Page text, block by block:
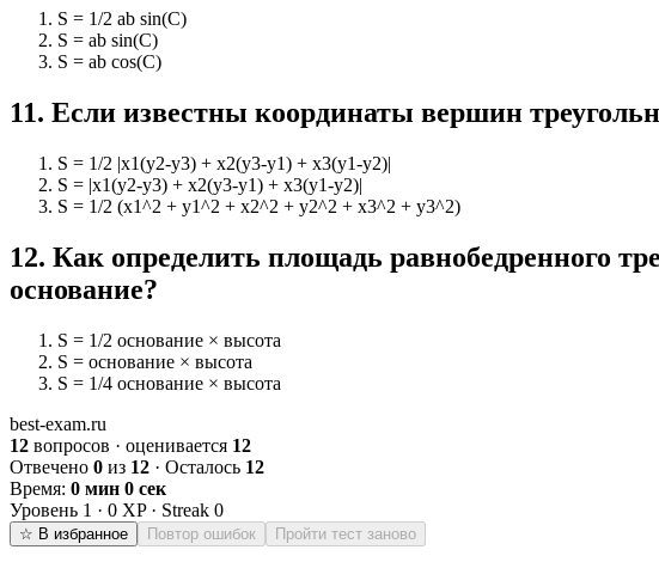
S = 1/2 ab sin(C)
S = ab sin(C)
S = ab cos(C)
11. Если известны координаты вершин
S = 1/2 |x1(y2-y3) + x2(y3-y1) + x3(y1-y2)|
S = |x1(y2-y3) + x2(y3-y1) + x3(y1-y2)|
S = 1/2 (x1^2 + y1^2 + x2^2 + y2^2 + x3^2 + y3^2)
12. Как определить площадь равнобедренного
основание?
S = 1/2 основание × высота
S = основание × высота
S = 1/4 основание × высота
best-exam.ru
12 вопросов · оценивается 12
Отвечено 0 из 12 · Осталось 12
Время: 0 мин 0 сек
Уровень 1 · 0 XP · Streak 0
☆ В избранное Повтор ошибок Пройти тест заново